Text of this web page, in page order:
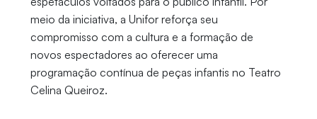
meio da iniciativa, a Unifor reforça seu
compromisso com a cultura e a formação de
novos espectadores ao oferecer uma
programação contínua de peças infantis no Teatro
Celina Queiroz.